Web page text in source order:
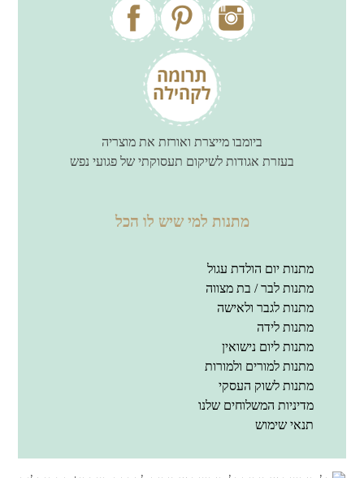
ביומבו מייצרת ואורזת את מוצריה
בעזרת אגודות לשיקום תעסוקתי של פגועי נפש
מתנות למי שיש לו הכל
מתנות יום הולדת עגול
מתנות לבר / בת מצווה
מתנות לגבר ולאישה
מתנות לידה
מתנות ליום נישואין
מתנות למורים ולמורות
מתנות לשוק העסקי
מדיניות המשלוחים שלנו
תנאי שימוש